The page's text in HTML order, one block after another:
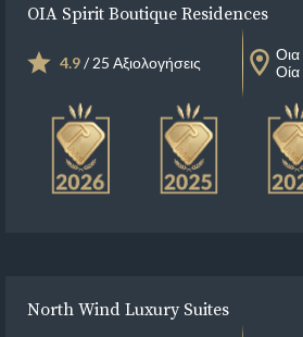
OIA Spirit Boutique Residences
4.9/ 25 Αξιολογήσεις
Οια
Οία
North Wind Luxury Suites